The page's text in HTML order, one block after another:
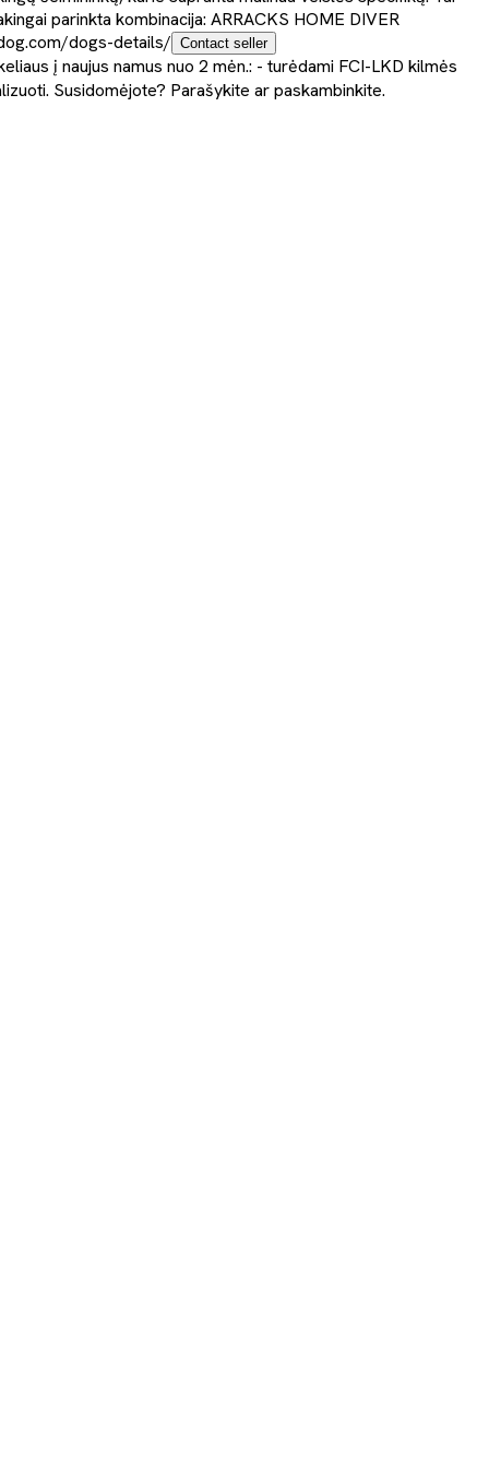
parinkta kombinacija: ARRACKS HOME DIVER
dogs-details/ Contact seller
į naujus namus nuo 2 mėn.: - turėdami FCI-LKD kilmės
Susidomėjote? Parašykite ar paskambinkite.